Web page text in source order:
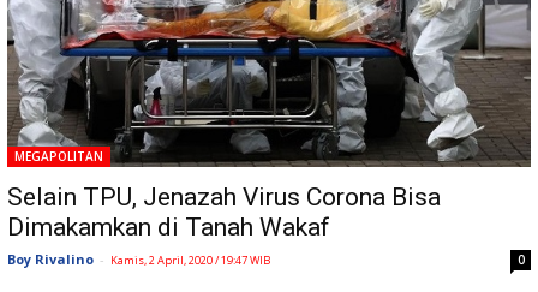
MEGAPOLITAN
Selain TPU, Jenazah Virus Corona Bisa
Dimakamkan di Tanah Wakaf
Boy Rivalino - Kamis, 2 April, 2020 / 19:47 WIB 0